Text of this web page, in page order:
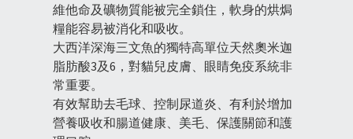
維他命及礦物質能被完全鎖住，軟身的烘焗
糧能容易被消化和吸收。
大西洋深海三文魚的獨特高單位天然奧米迦
脂肪酸3及6，對貓兒皮膚、眼睛免疫系統非
常重要。
有效幫助去毛球、控制尿道炎、有利於增加
營養吸收和腸道健康、美毛、保護關節和護